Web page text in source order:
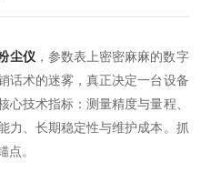
尘仪，参数表上密密麻麻的数字
话术的迷雾，真正决定一台设备
技术指标：测量精度与量程、
力、长期稳定性与维护成本。抓
点。